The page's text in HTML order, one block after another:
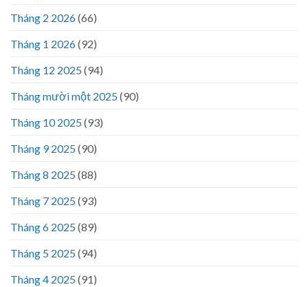
Tháng 2 2026(66)
Tháng 1 2026(92)
Tháng 12 2025(94)
Tháng mười một 2025(90)
Tháng 10 2025(93)
Tháng 9 2025(90)
Tháng 8 2025(88)
Tháng 7 2025(93)
Tháng 6 2025(89)
Tháng 5 2025(94)
Tháng 4 2025(91)